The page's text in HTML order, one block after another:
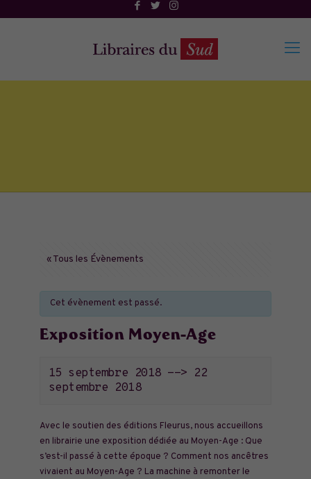
« Tous les Évènements
Cet évènement est passé.
Exposition Moyen-Age
15 septembre 2018--> 22
septembre 2018
Avec le soutien des éditions Fleurus, nous accueillons
en librairie une exposition dédiée au Moyen-Age : Que
s’est-il passé à cette époque ? Comment nos ancêtres
vivaient au Moyen-Age ? La machine à remonter le